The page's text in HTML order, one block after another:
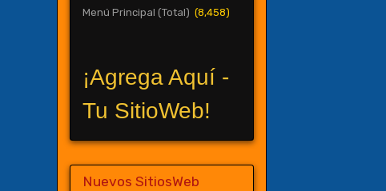
Menú Principal (Total) (8,458)
¡Agrega Aquí -
Tu SitioWeb!
Nuevos SitiosWeb